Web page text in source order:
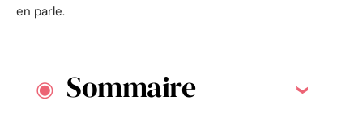
en parle.
Sommaire